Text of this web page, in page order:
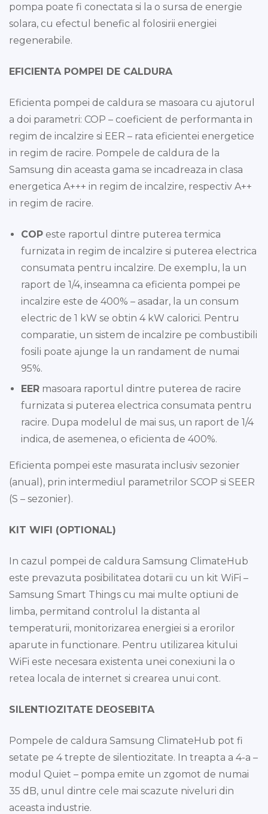
pompa poate fi conectata si la o sursa de energie
solara, cu efectul benefic al folosirii energiei
regenerabile.
EFICIENTA POMPEI DE CALDURA
Eficienta pompei de caldura se masoara cu ajutorul
a doi parametri: COP – coeficient de performanta in
regim de incalzire si EER – rata eficientei energetice
in regim de racire. Pompele de caldura de la
Samsung din aceasta gama se incadreaza in clasa
energetica A+++ in regim de incalzire, respectiv A++
in regim de racire.
COP este raportul dintre puterea termica
furnizata in regim de incalzire si puterea electrica
consumata pentru incalzire. De exemplu, la un
raport de 1/4, inseamna ca eficienta pompei pe
incalzire este de 400% – asadar, la un consum
electric de 1 kW se obtin 4 kW calorici. Pentru
comparatie, un sistem de incalzire pe combustibili
fosili poate ajunge la un randament de numai
95%.
EER masoara raportul dintre puterea de racire
furnizata si puterea electrica consumata pentru
racire. Dupa modelul de mai sus, un raport de 1/4
indica, de asemenea, o eficienta de 400%.
Eficienta pompei este masurata inclusiv sezonier
(anual), prin intermediul parametrilor SCOP si SEER
(S – sezonier).
KIT WIFI (OPTIONAL)
In cazul pompei de caldura Samsung ClimateHub
este prevazuta posibilitatea dotarii cu un kit WiFi –
Samsung Smart Things cu mai multe optiuni de
limba, permitand controlul la distanta al
temperaturii, monitorizarea energiei si a erorilor
aparute in functionare. Pentru utilizarea kitului
WiFi este necesara existenta unei conexiuni la o
retea locala de internet si crearea unui cont.
SILENTIOZITATE DEOSEBITA
Pompele de caldura Samsung ClimateHub pot fi
setate pe 4 trepte de silentiozitate. In treapta a 4-a –
modul Quiet – pompa emite un zgomot de numai
35 dB, unul dintre cele mai scazute niveluri din
aceasta industrie.